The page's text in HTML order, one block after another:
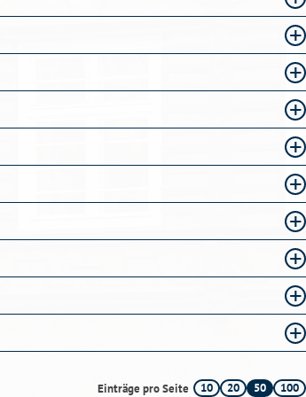
Einträge pro Seite 10 20 50 100